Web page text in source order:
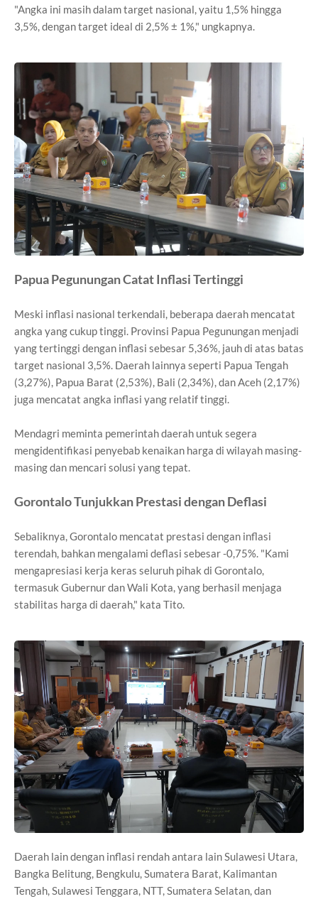
"Angka ini masih dalam target nasional, yaitu 1,5% hingga
3,5%, dengan target ideal di 2,5% ± 1%," ungkapnya.
Papua Pegunungan Catat Inflasi Tertinggi
Meski inflasi nasional terkendali, beberapa daerah mencatat
angka yang cukup tinggi. Provinsi Papua Pegunungan menjadi
yang tertinggi dengan inflasi sebesar 5,36%, jauh di atas batas
target nasional 3,5%. Daerah lainnya seperti Papua Tengah
(3,27%), Papua Barat (2,53%), Bali (2,34%), dan Aceh (2,17%)
juga mencatat angka inflasi yang relatif tinggi.
Mendagri meminta pemerintah daerah untuk segera
mengidentifikasi penyebab kenaikan harga di wilayah masing-
masing dan mencari solusi yang tepat.
Gorontalo Tunjukkan Prestasi dengan Deflasi
Sebaliknya, Gorontalo mencatat prestasi dengan inflasi
terendah, bahkan mengalami deflasi sebesar -0,75%. "Kami
mengapresiasi kerja keras seluruh pihak di Gorontalo,
termasuk Gubernur dan Wali Kota, yang berhasil menjaga
stabilitas harga di daerah," kata Tito.
Daerah lain dengan inflasi rendah antara lain Sulawesi Utara,
Bangka Belitung, Bengkulu, Sumatera Barat, Kalimantan
Tengah, Sulawesi Tenggara, NTT, Sumatera Selatan, dan